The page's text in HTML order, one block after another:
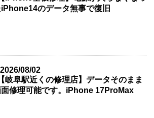
iPhone14のデータ無事で復旧
2026/08/02
【岐阜駅近くの修理店】データそのまま
修理可能です。iPhone 17ProMax